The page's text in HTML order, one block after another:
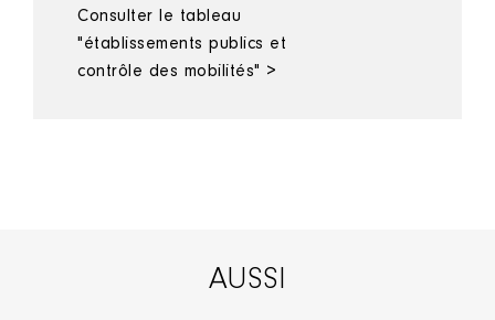
Consulter le tableau
"établissements publics et
contrôle des mobilités" >
AUSSI